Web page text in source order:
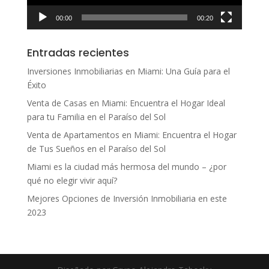
00:00 00:20
Entradas recientes
Inversiones Inmobiliarias en Miami: Una Guía para el
Éxito
Venta de Casas en Miami: Encuentra el Hogar Ideal
para tu Familia en el Paraíso del Sol
Venta de Apartamentos en Miami: Encuentra el Hogar
de Tus Sueños en el Paraíso del Sol
Miami es la ciudad más hermosa del mundo – ¿por
qué no elegir vivir aquí?
Mejores Opciones de Inversión Inmobiliaria en este
2023